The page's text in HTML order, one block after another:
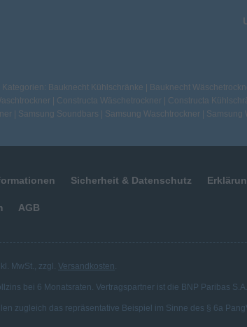
Bauknecht Kühlschränke | Bauknecht
| Constructa Wäschetrockner | Constructa
| Samsung Soundbars | Samsung Waschtrockner | Samsung
Sicherheit & Datenschutz
AGB
MwSt., zzgl. Versandkosten
bei 6 Monatsraten. Vertragspartner ist die BNP Paribas S.A.
zugleich das repräsentative Beispiel im Sinne des § 6a